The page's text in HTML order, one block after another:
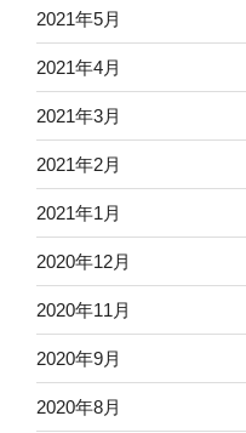
2021年5月
2021年4月
2021年3月
2021年2月
2021年1月
2020年12月
2020年11月
2020年9月
2020年8月